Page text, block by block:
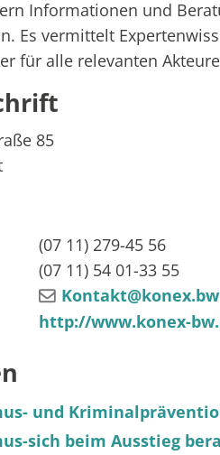
Informationen und
Es vermittelt
für alle relevanten
85
(07 11) 279-45 56
(07 11) 54 01-33 55
http://www.konex-
und
sich beim Ausstieg